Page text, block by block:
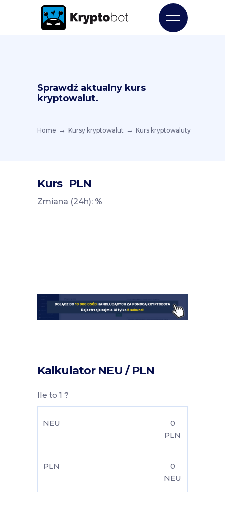
Sprawdź aktualny kurs
kryptowalut.
Home Kursy kryptowalut Kurs kryptowaluty
Kurs PLN
Zmiana (24h): %
Kalkulator NEU / PLN
Ile to 1 ?
NEU
0
PLN
PLN
0
NEU